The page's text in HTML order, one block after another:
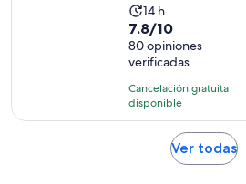
La
actividad
dura
14
horas
14 h
7.8
de
10
con
80
opiniones
7.8/10
80 opiniones
verificadas
Cancelación gratuita
disponible
Ver todasSe